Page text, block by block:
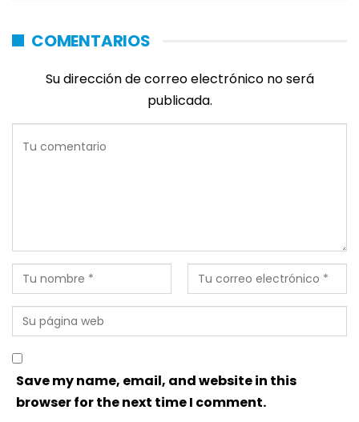
COMENTARIOS
Su dirección de correo electrónico no será
publicada.
Save my name, email, and website in this
browser for the next time I comment.